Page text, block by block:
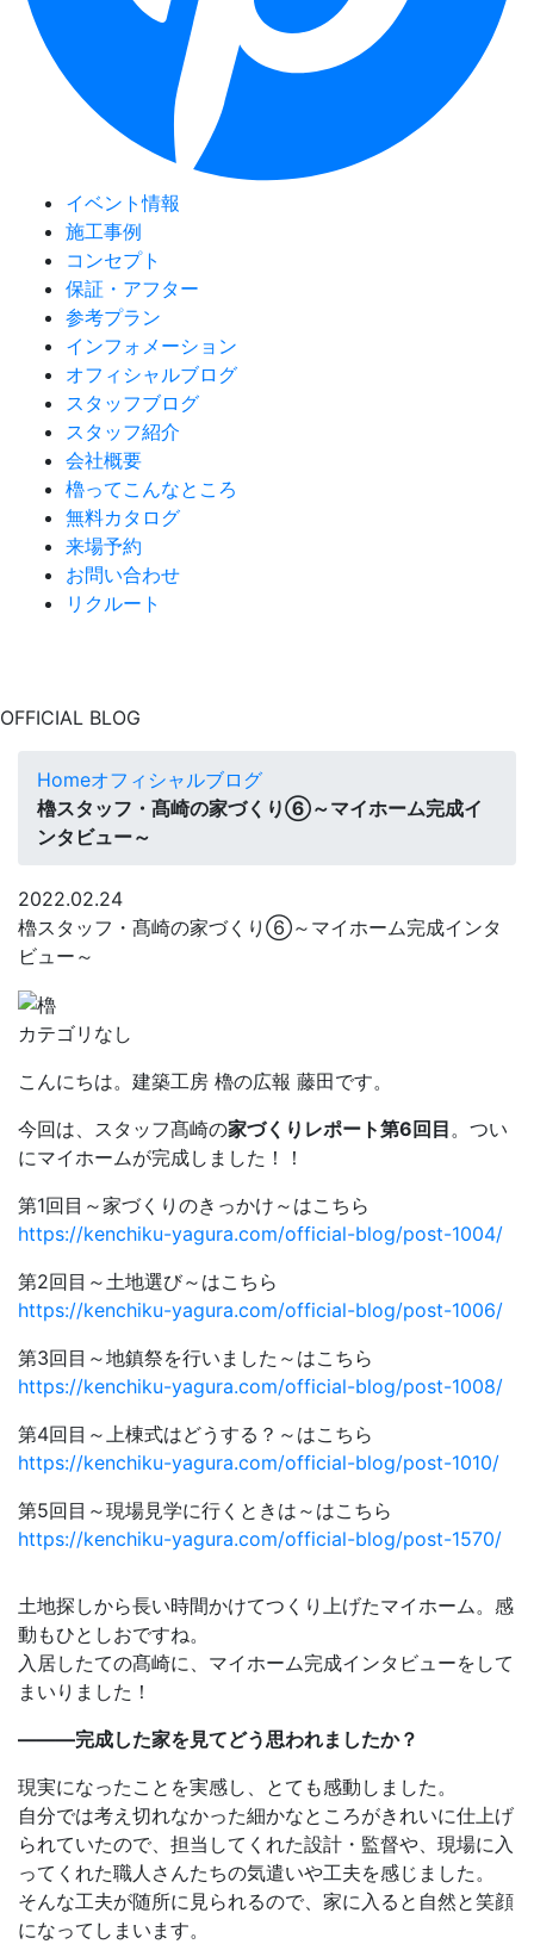
イベント情報
施工事例
コンセプト
保証・アフター
参考プラン
インフォメーション
オフィシャルブログ
スタッフブログ
スタッフ紹介
会社概要
櫓ってこんなところ
無料カタログ
来場予約
お問い合わせ
リクルート
OFFICIAL BLOG
Homeオフィシャルブログ
櫓スタッフ・髙崎の家づくり⑥～マイホーム完成イ
ンタビュー～
2022.02.24
櫓スタッフ・髙崎の家づくり⑥～マイホーム完成インタ
ビュー～
カテゴリなし
こんにちは。建築工房 櫓の広報 藤田です。
今回は、スタッフ髙崎の家づくりレポート第6回目。つい
にマイホームが完成しました！！
第1回目～家づくりのきっかけ～はこちら
https://kenchiku-yagura.com/official-blog/post-1004/
第2回目～土地選び～はこちら
https://kenchiku-yagura.com/official-blog/post-1006/
第3回目～地鎮祭を行いました～はこちら
https://kenchiku-yagura.com/official-blog/post-1008/
第4回目～上棟式はどうする？～はこちら
https://kenchiku-yagura.com/official-blog/post-1010/
第5回目～現場見学に行くときは～はこちら
https://kenchiku-yagura.com/official-blog/post-1570/
土地探しから長い時間かけてつくり上げたマイホーム。感
動もひとしおですね。
入居したての髙崎に、マイホーム完成インタビューをして
まいりました！
———完成した家を見てどう思われましたか？
現実になったことを実感し、とても感動しました。
自分では考え切れなかった細かなところがきれいに仕上げ
られていたので、担当してくれた設計・監督や、現場に入
ってくれた職人さんたちの気遣いや工夫を感じました。
そんな工夫が随所に見られるので、家に入ると自然と笑顔
になってしまいます。